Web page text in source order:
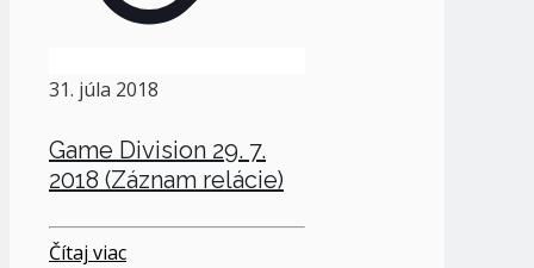
31. júla 2018
Game Division 29. 7.
2018 (Záznam relácie)
Čítaj viac